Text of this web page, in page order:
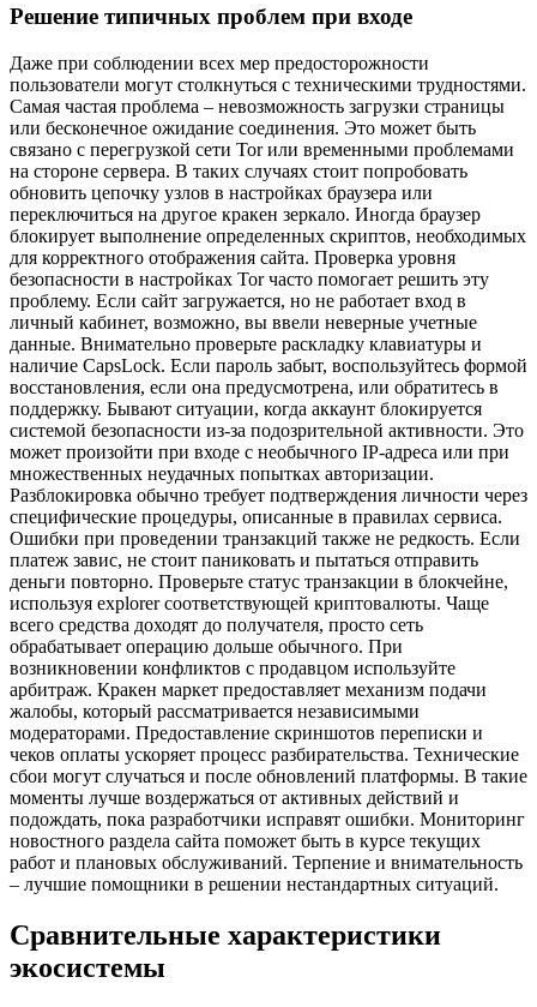
Решение типичных проблем при входе
Даже при соблюдении всех мер предосторожности
пользователи могут столкнуться с техническими трудностями.
Самая частая проблема – невозможность загрузки страницы
или бесконечное ожидание соединения. Это может быть
связано с перегрузкой сети Tor или временными проблемами
на стороне сервера. В таких случаях стоит попробовать
обновить цепочку узлов в настройках браузера или
переключиться на другое кракен зеркало. Иногда браузер
блокирует выполнение определенных скриптов, необходимых
для корректного отображения сайта. Проверка уровня
безопасности в настройках Tor часто помогает решить эту
проблему. Если сайт загружается, но не работает вход в
личный кабинет, возможно, вы ввели неверные учетные
данные. Внимательно проверьте раскладку клавиатуры и
наличие CapsLock. Если пароль забыт, воспользуйтесь формой
восстановления, если она предусмотрена, или обратитесь в
поддержку. Бывают ситуации, когда аккаунт блокируется
системой безопасности из-за подозрительной активности. Это
может произойти при входе с необычного IP-адреса или при
множественных неудачных попытках авторизации.
Разблокировка обычно требует подтверждения личности через
специфические процедуры, описанные в правилах сервиса.
Ошибки при проведении транзакций также не редкость. Если
платеж завис, не стоит паниковать и пытаться отправить
деньги повторно. Проверьте статус транзакции в блокчейне,
используя explorer соответствующей криптовалюты. Чаще
всего средства доходят до получателя, просто сеть
обрабатывает операцию дольше обычного. При
возникновении конфликтов с продавцом используйте
арбитраж. Кракен маркет предоставляет механизм подачи
жалобы, который рассматривается независимыми
модераторами. Предоставление скриншотов переписки и
чеков оплаты ускоряет процесс разбирательства. Технические
сбои могут случаться и после обновлений платформы. В такие
моменты лучше воздержаться от активных действий и
подождать, пока разработчики исправят ошибки. Мониторинг
новостного раздела сайта поможет быть в курсе текущих
работ и плановых обслуживаний. Терпение и внимательность
– лучшие помощники в решении нестандартных ситуаций.
Сравнительные характеристики
экосистемы